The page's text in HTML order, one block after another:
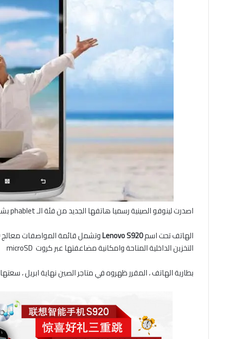
اصدرت لينوفو الصينية رسميا هاتفها الجديد من فئة الـ phablet بشاشة حجمها 5.3 انش وبنظام الاندرويد جيلي بين 4.2 .
الهاتف تحت اسمLenovo S920
التخزين الداخلية المتاحة وامكانية مضاعفتها عبر كروت microSD
بطارية الهاتف ، المقرر ظهروه في متاجر الصين نهاية ابريل ، سعتها 2250 مللي امبير .